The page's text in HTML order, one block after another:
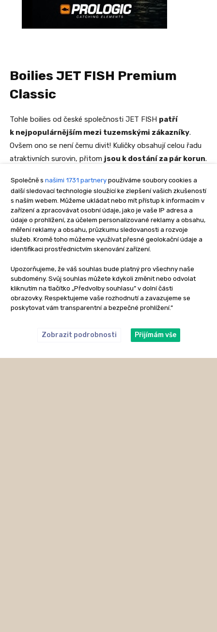
Společně s našimi 1731 partnery používáme soubory cookies a
další sledovací technologie sloužící ke zlepšení vašich zkušeností
s naším webem. Můžeme ukládat nebo mít přístup k informacím v
zařízení a zpracovávat osobní údaje, jako je vaše IP adresa a
údaje o prohlížení, za účelem personalizované reklamy a obsahu,
měření reklamy a obsahu, průzkumu sledovanosti a rozvoje
služeb. Kromě toho můžeme využívat přesné geolokační údaje a
identifikaci prostřednictvím skenování zařízení.
Upozorňujeme, že váš souhlas bude platný pro všechny naše
subdomény. Svůj souhlas můžete kdykoli změnit nebo odvolat
kliknutím na tlačítko „Předvolby souhlasu” v dolní části
obrazovky. Respektujeme vaše rozhodnutí a zavazujeme se
poskytovat vám transparentní a bezpečné prohlížení.”
Zobrazit podrobnosti Přijímám vše